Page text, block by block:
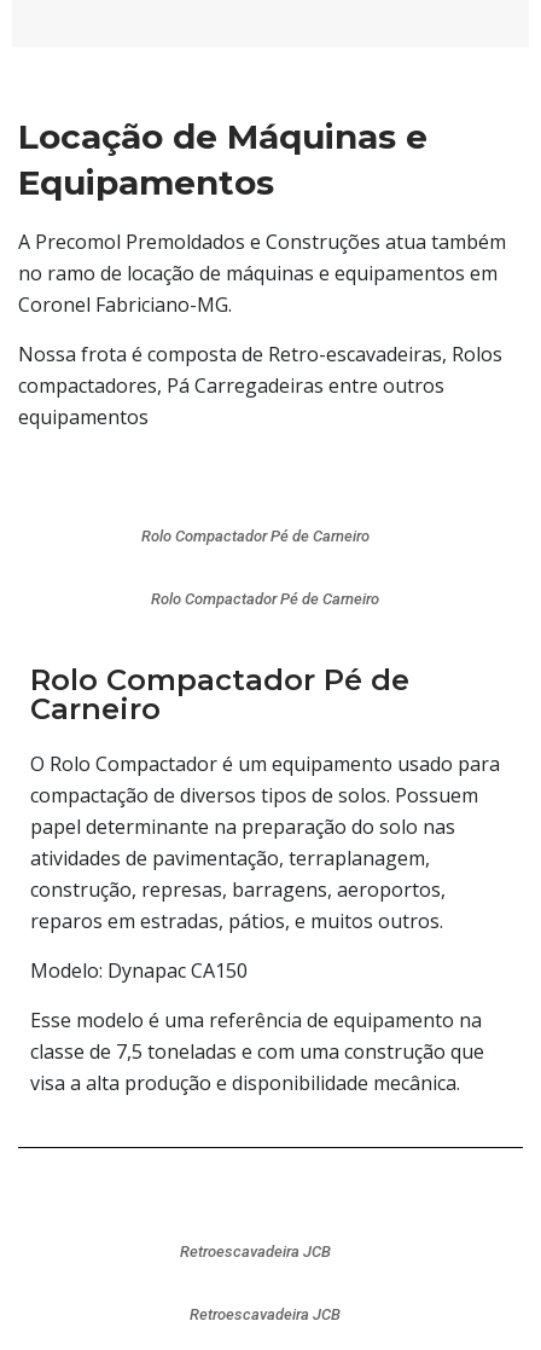
Locação de Máquinas e
Equipamentos
A Precomol Premoldados e Construções atua também
no ramo de locação de máquinas e equipamentos em
Coronel Fabriciano-MG.
Nossa frota é composta de Retro-escavadeiras, Rolos
compactadores, Pá Carregadeiras entre outros
equipamentos
Rolo Compactador Pé de Carneiro
Rolo Compactador Pé de Carneiro
Rolo Compactador Pé de
Carneiro
O Rolo Compactador é um equipamento usado para
compactação de diversos tipos de solos. Possuem
papel determinante na preparação do solo nas
atividades de pavimentação, terraplanagem,
construção, represas, barragens, aeroportos,
reparos em estradas, pátios, e muitos outros.
Modelo: Dynapac CA150
Esse modelo é uma referência de equipamento na
classe de 7,5 toneladas e com uma construção que
visa a alta produção e disponibilidade mecânica.
Retroescavadeira JCB
Retroescavadeira JCB